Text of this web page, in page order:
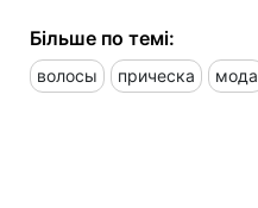
Більше по темі:
волосы прическа мода